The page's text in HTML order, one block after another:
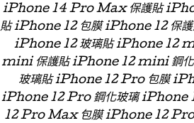
iPhone 14 Pro Max 保護貼
貼 iPhone 12 包膜 iPhone 12 保
iPhone 12 玻璃貼 iPhone 12
mini 保護貼 iPhone 12 mini 鋼
玻璃貼 iPhone 12 Pro 包膜
iPhone 12 Pro 鋼化玻璃 iPhone
12 Pro Max 包膜 iPhone 12